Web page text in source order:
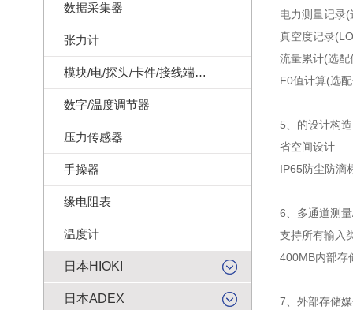
数据采集器
张力计
模块/电/探头/卡件/接线端子/记录纸
数字/温度调节器
压力传感器
手操器
缘电阻表
温度计
日本HIOKI
日本ADEX
电力测量记录(
真空度记录
流量累计(选配
F0值计算(选
5、的设计构造
省空间设计
IP65防尘防滴
6、多通道测
支持所有输入
400MB内部存
7、外部存储